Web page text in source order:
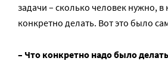
задачи – сколько человек нужно, в
конкретно делать. Вот это было
– Что конкретно надо было